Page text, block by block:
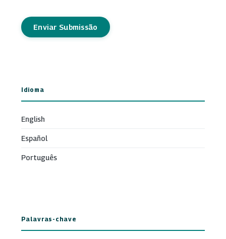
Enviar Submissão
Idioma
English
Español
Português
Palavras-chave